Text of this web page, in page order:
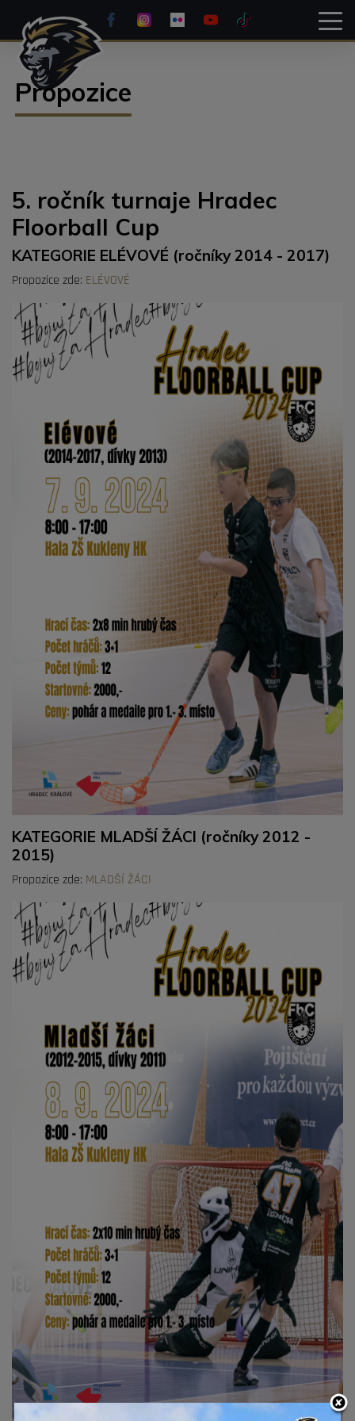
Propozice
5. ročník turnaje Hradec
Floorball Cup
KATEGORIE ELÉVOVÉ (ročníky 2014 - 2017)
Propozice zde: ELÉVOVÉ
KATEGORIE MLADŠÍ ŽÁCI (ročníky 2012 -
2015)
Propozice zde: MLADŠÍ ŽÁCI